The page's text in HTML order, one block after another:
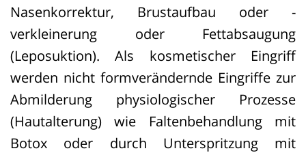
Nasenkorrektur, Brustaufbau oder -
verkleinerung oder Fettabsaugung
(Leposuktion). Als kosmetischer Eingriff
werden nicht formverändernde Eingriffe zur
Abmilderung physiologischer Prozesse
(Hautalterung) wie Faltenbehandlung mit
Botox oder durch Unterspritzung mit